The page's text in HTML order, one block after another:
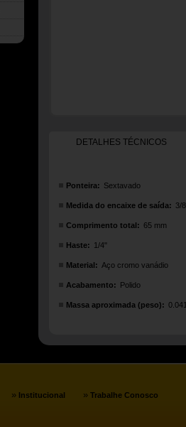
DETALHES TÉCNICOS
Ponteira: Sextavado
Medida do encaixe de saída: 3/
Comprimento total: 65 mm
Haste: 1/4"
Material: Aço cromo vanádio
Acabamento: Polido
Massa aproximada (peso):
» Institucional » Trabalhe Conosco